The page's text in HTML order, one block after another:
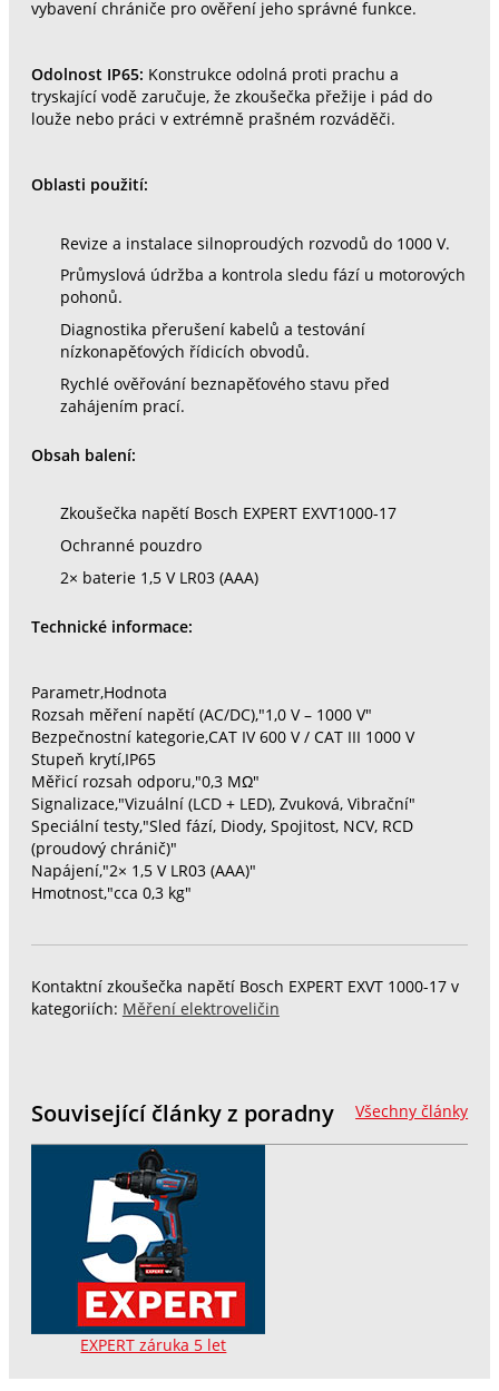
vybavení chrániče pro ověření jeho správné funkce.
Odolnost IP65: Konstrukce odolná proti prachu a
tryskající vodě zaručuje, že zkoušečka přežije i pád do
louže nebo práci v extrémně prašném rozváděči.
Oblasti použití:
Revize a instalace silnoproudých rozvodů do 1000 V.
Průmyslová údržba a kontrola sledu fází u motorových
pohonů.
Diagnostika přerušení kabelů a testování
nízkonapěťových řídicích obvodů.
Rychlé ověřování beznapěťového stavu před
zahájením prací.
Obsah balení:
Zkoušečka napětí Bosch EXPERT EXVT1000-17
Ochranné pouzdro
2× baterie 1,5 V LR03 (AAA)
Technické informace:
Parametr,Hodnota
Rozsah měření napětí (AC/DC),"1,0 V – 1000 V"
Bezpečnostní kategorie,CAT IV 600 V / CAT III 1000 V
Stupeň krytí,IP65
Měřicí rozsah odporu,"0,3 MΩ"
Signalizace,"Vizuální (LCD + LED), Zvuková, Vibrační"
Speciální testy,"Sled fází, Diody, Spojitost, NCV, RCD
(proudový chránič)"
Napájení,"2× 1,5 V LR03 (AAA)"
Hmotnost,"cca 0,3 kg"
Kontaktní zkoušečka napětí Bosch EXPERT EXVT 1000-17 v
kategoriích: Měření elektroveličin
Všechny články
Související články z poradny
EXPERT záruka 5 let